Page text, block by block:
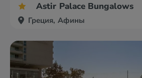
Astir Palace Bungalows
Греция, Афины